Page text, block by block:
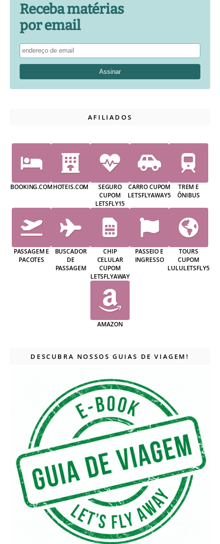
Receba matérias
por email
AFILIADOS
BOOKING.COMHOTEIS.COM
SEGURO
CUPOM
LETSFLY15
CARRO CUPOM
LETSFLYAWAY5
TREM E
ÔNIBUS
PASSAGEM E
PACOTES
BUSCADOR
DE
PASSAGEM
CHIP
CELULAR
CUPOM
LETSFLYAWAY
PASSEIO E
INGRESSO
TOURS
CUPOM
LULULETSFLY5
AMAZON
DESCUBRA NOSSOS GUIAS DE VIAGEM!